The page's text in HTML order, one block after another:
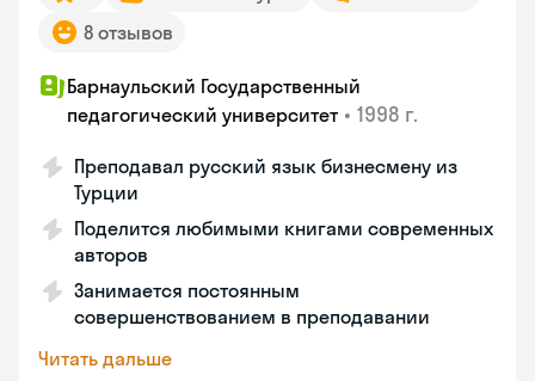
8 отзывов
Барнаульский Государственный
педагогический университет • 1998 г.
Преподавал русский язык бизнесмену из
Турции
Поделится любимыми книгами современных
авторов
Занимается постоянным
совершенствованием в преподавании
Читать дальше